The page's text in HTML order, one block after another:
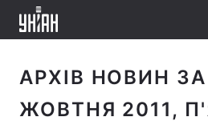
АРХІВ НОВИН ЗА
ЖОВТНЯ 2011,